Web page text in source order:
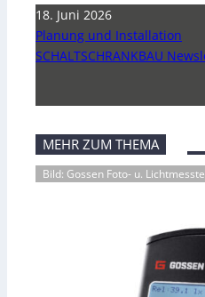
18. Juni 2026
Planung und Installation
SCHALTSCHRANKBAU
MEHR ZUM THEMA
Bild: Gossen Foto- u.